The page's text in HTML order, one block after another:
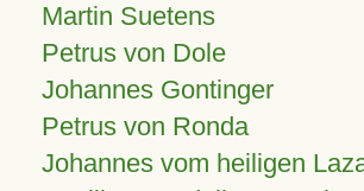
Martin Suetens
Petrus von Dole
Johannes Gontinger
Petrus von Ronda
Johannes vom heiligen